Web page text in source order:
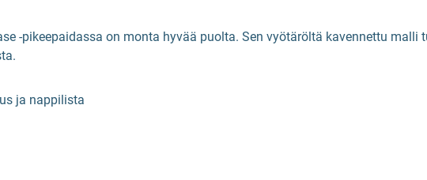
-pikeepaidassa on monta hyvää puolta. Sen vyötäröltä kavennettu
ja nappilista